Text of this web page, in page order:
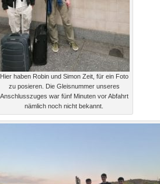
Hier haben Robin und Simon Zeit, für ein Foto
zu posieren. Die Gleisnummer unseres
Anschlusszuges war fünf Minuten vor Abfahrt
nämlich noch nicht bekannt.